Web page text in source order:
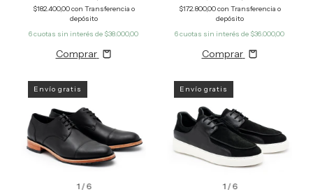
$182.400,00con Transferencia o
depósito
6cuotas sin interés de $38.000,00
Comprar
$172.800,00con Transferencia o
depósito
6cuotas sin interés de $36.000,00
Comprar
1 /6
Envío gratis
1 /6
Envío gratis